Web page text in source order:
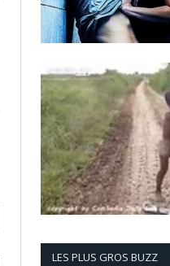
LES PLUS GROS BUZZ